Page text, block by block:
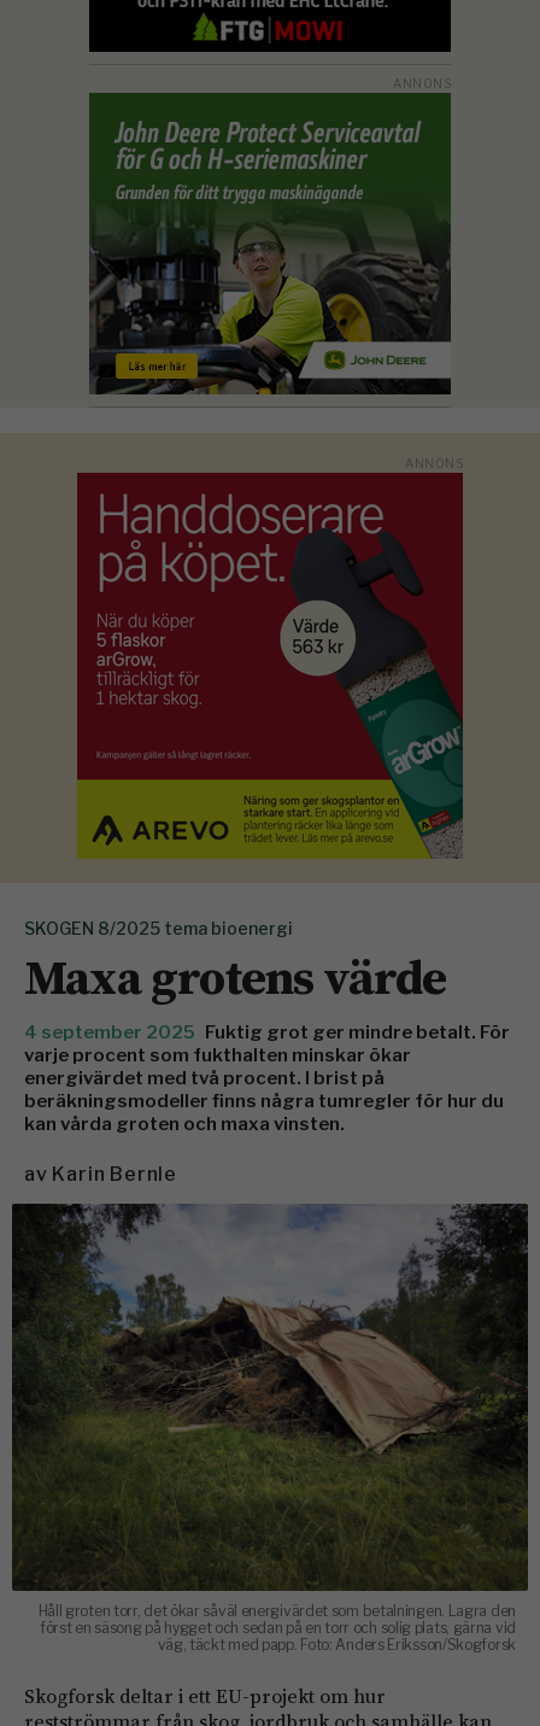
SKOGEN 8/2025 tema bioenergi
Maxa grotens värde
4 september 2025
Fuktig grot ger mindre betalt. För
varje procent som fukthalten minskar ökar
energivärdet med två procent. I brist på
beräkningsmodeller finns några tumregler för hur du
kan vårda groten och maxa vinsten.
av Karin Bernle
Håll groten torr, det ökar såväl energi­värdet som betalningen. ­Lagra den
först en säsong på hygget och sedan på en torr och solig plats, gärna vid
väg, täckt med papp. Foto: Anders Eriksson/Skogforsk
Skogforsk deltar i ett EU-projekt om hur